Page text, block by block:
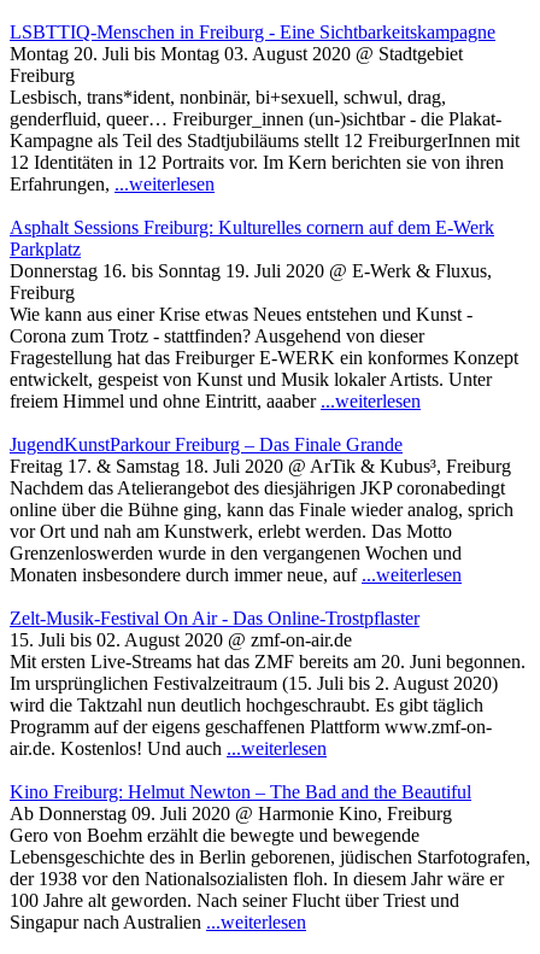
LSBTTIQ-Menschen in Freiburg - Eine Sichtbarkeitskampagne
Montag 20. Juli bis Montag 03. August 2020 @ Stadtgebiet
Freiburg
Lesbisch, trans*ident, nonbinär, bi+sexuell, schwul, drag,
genderfluid, queer… Freiburger_innen (un-)sichtbar - die Plakat-
Kampagne als Teil des Stadtjubiläums stellt 12 FreiburgerInnen mit
12 Identitäten in 12 Portraits vor. Im Kern berichten sie von ihren
Erfahrungen, ...weiterlesen
Asphalt Sessions Freiburg: Kulturelles cornern auf dem E-Werk
Parkplatz
Donnerstag 16. bis Sonntag 19. Juli 2020 @ E-Werk & Fluxus,
Freiburg
Wie kann aus einer Krise etwas Neues entstehen und Kunst -
Corona zum Trotz - stattfinden? Ausgehend von dieser
Fragestellung hat das Freiburger E-WERK ein konformes Konzept
entwickelt, gespeist von Kunst und Musik lokaler Artists. Unter
freiem Himmel und ohne Eintritt, aaaber ...weiterlesen
JugendKunstParkour Freiburg – Das Finale Grande
Freitag 17. & Samstag 18. Juli 2020 @ ArTik & Kubus³, Freiburg
Nachdem das Atelierangebot des diesjährigen JKP coronabedingt
online über die Bühne ging, kann das Finale wieder analog, sprich
vor Ort und nah am Kunstwerk, erlebt werden. Das Motto
Grenzenloswerden wurde in den vergangenen Wochen und
Monaten insbesondere durch immer neue, auf ...weiterlesen
Zelt-Musik-Festival On Air - Das Online-Trostpflaster
15. Juli bis 02. August 2020 @ zmf-on-air.de
Mit ersten Live-Streams hat das ZMF bereits am 20. Juni begonnen.
Im ursprünglichen Festivalzeitraum (15. Juli bis 2. August 2020)
wird die Taktzahl nun deutlich hochgeschraubt. Es gibt täglich
Programm auf der eigens geschaffenen Plattform www.zmf-on-
air.de. Kostenlos! Und auch ...weiterlesen
Kino Freiburg: Helmut Newton – The Bad and the Beautiful
Ab Donnerstag 09. Juli 2020 @ Harmonie Kino, Freiburg
Gero von Boehm erzählt die bewegte und bewegende
Lebensgeschichte des in Berlin geborenen, jüdischen Starfotografen,
der 1938 vor den Nationalsozialisten floh. In diesem Jahr wäre er
100 Jahre alt geworden. Nach seiner Flucht über Triest und
Singapur nach Australien ...weiterlesen